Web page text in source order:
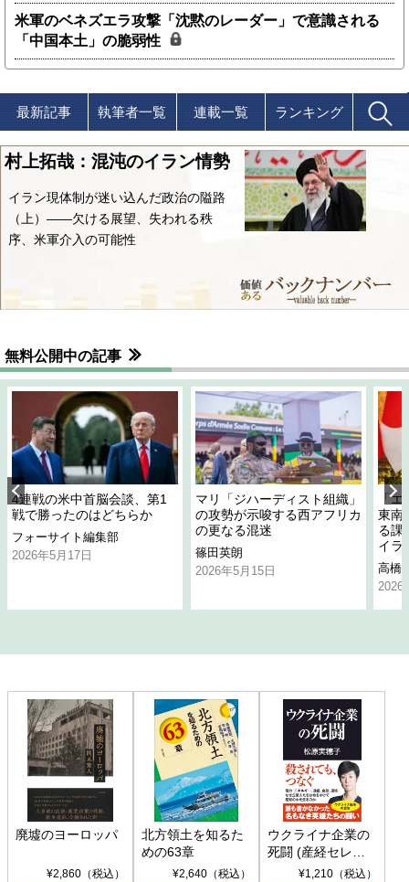
米軍のベネズエラ攻撃「沈黙のレーダー」で意識される
「中国本土」の脆弱性
最新記事 執筆者一覧 連載一覧 ランキング
村上拓哉：混沌のイラン情勢
イラン現体制が迷い込んだ政治の隘路
（上）――欠ける展望、失われる秩
序、米軍介入の可能性
無料公開中の記事
4連戦の米中首脳会談、第1
戦で勝ったのはどちらか
フォーサイト編集部
2026年5月17日
マリ「ジハーディスト組織」
の攻勢が示唆する西アフリカ
の更なる混迷
篠田英朗
2026年5月15日
「
東南
る課
イラ
高橋
2026
廃墟のヨーロッパ
¥2,860（税込）
北方領土を知るた
めの63章
¥2,640（税込）
ウクライナ企業の
死闘 (産経セレク
ト S 039)¥1,210（税込）